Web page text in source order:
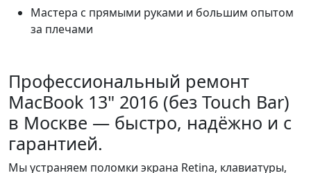
Мастера с прямыми руками и большим опытом
за плечами
Профессиональный ремонт
MacBook 13" 2016 (без Touch Bar)
в Москве — быстро, надёжно и с
гарантией.
Мы устраняем поломки экрана Retina, клавиатуры,